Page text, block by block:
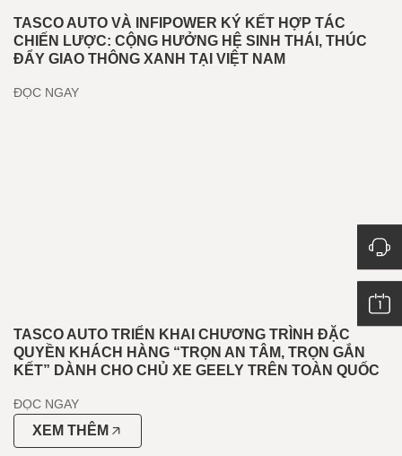
TASCO AUTO VÀ INFIPOWER KÝ KẾT HỢP TÁC
CHIẾN LƯỢC: CỘNG HƯỞNG HỆ SINH THÁI, THÚC
ĐẨY GIAO THÔNG XANH TẠI VIỆT NAM
ĐỌC NGAY
TASCO AUTO TRIỂN KHAI CHƯƠNG TRÌNH ĐẶC
QUYỀN KHÁCH HÀNG “TRỌN AN TÂM, TRỌN GẮN
KẾT” DÀNH CHO CHỦ XE GEELY TRÊN TOÀN QUỐC
ĐỌC NGAY
XEM THÊM